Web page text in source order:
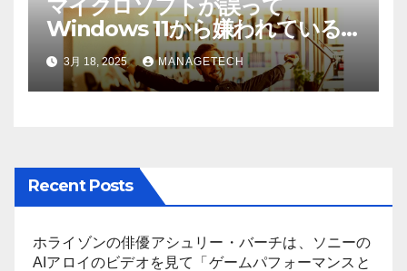
マイクロソフトが誤って
Windows 11から嫌われている
AI機能を削除したことにユーザ
ーが歓喜
3月 18, 2025 MANAGETECH
Recent Posts
ホライゾンの俳優アシュリー・バーチは、ソニーの
AIアロイのビデオを見て「ゲームパフォーマンスと